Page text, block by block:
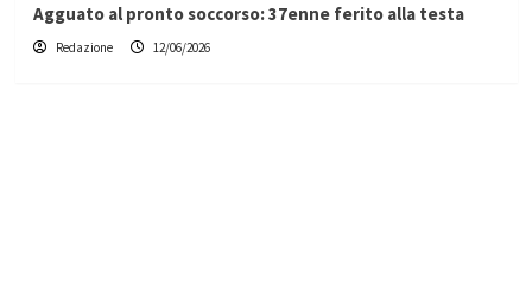
Agguato al pronto soccorso: 37enne ferito alla testa
Redazione 12/06/2026